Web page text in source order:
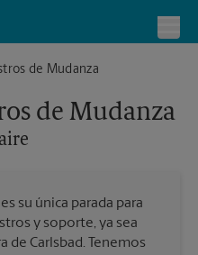
de Mudanza
de Mudanza
su única parada para
y soporte, ya sea
de Carlsbad. Tenemos